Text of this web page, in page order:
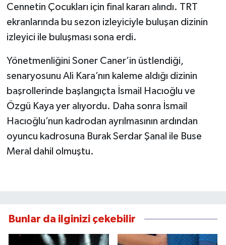
Cennetin Çocukları için final kararı alındı. TRT
ekranlarında bu sezon izleyiciyle buluşan dizinin
izleyici ile buluşması sona erdi.
Yönetmenliğini Soner Caner’in üstlendiği,
senaryosunu Ali Kara’nın kaleme aldığı dizinin
başrollerinde başlangıçta İsmail Hacıoğlu ve
Özgü Kaya yer alıyordu. Daha sonra İsmail
Hacıoğlu’nun kadrodan ayrılmasının ardından
oyuncu kadrosuna Burak Serdar Şanal ile Buse
Meral dahil olmuştu.
Bunlar da ilginizi çekebilir